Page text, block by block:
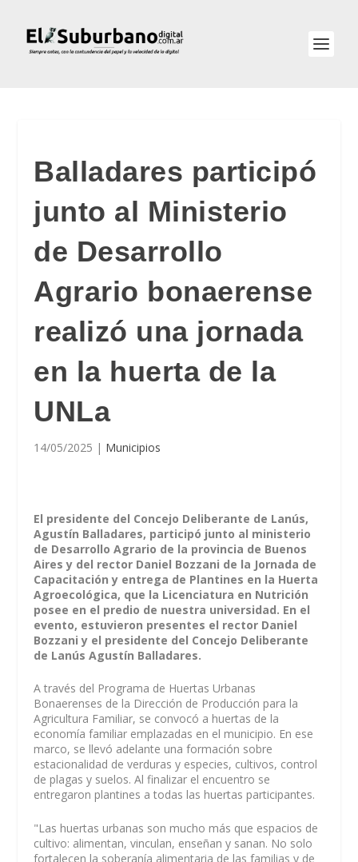
Balladares participó
junto al Ministerio
de Desarrollo
Agrario bonaerense
realizó una jornada
en la huerta de la
UNLa
14/05/2025 | Municipios
El presidente del Concejo Deliberante de Lanús,
Agustín Balladares, participó junto al ministerio
de Desarrollo Agrario de la provincia de Buenos
Aires y del rector Daniel Bozzani de la Jornada de
Capacitación y entrega de Plantines en la Huerta
Agroecológica, que la Licenciatura en Nutrición
posee en el predio de nuestra universidad. En el
evento, estuvieron presentes el rector Daniel
Bozzani y el presidente del Concejo Deliberante
de Lanús Agustín Balladares.
A través del Programa de Huertas Urbanas
Bonaerenses de la Dirección de Producción para la
Agricultura Familiar, se convocó a huertas de la
economía familiar emplazadas en el municipio. En ese
marco, se llevó adelante una formación sobre
estacionalidad de verduras y especies, cultivos, control
de plagas y suelos. Al finalizar el encuentro se
entregaron plantines a todas las huertas participantes.
"Las huertas urbanas son mucho más que espacios de
cultivo: alimentan, vinculan, enseñan y sanan. No solo
fortalecen la soberanía alimentaria de las familias y de